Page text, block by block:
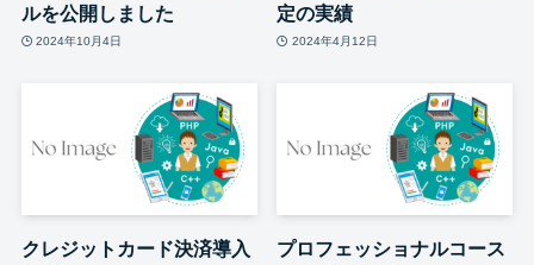
ルを公開しました
2024年10月4日
定の実績
2024年4月12日
クレジットカード決済導入
プロフェッショナルコース